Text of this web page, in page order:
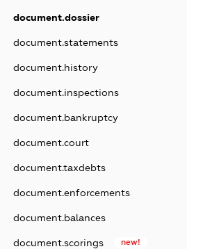
document.dossier
document.statements
document.history
document.inspections
document.bankruptcy
document.court
document.taxdebts
document.enforcements
document.balances
document.scorings new!